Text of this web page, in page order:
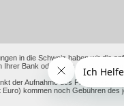
in die Schweiz haben wir die
Bank oder Ihres
der Aufnahme des Produktes in
kommen noch Gebühren